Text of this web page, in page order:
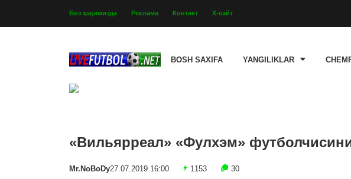
Биз ҳақимизда Реклама Контакт Х-сайт
BOSH SAXIFA YANGILIKLAR
«Вильярреал» «Фулхэм»
Mr.NoBoDy27.07.2019 16:00 1153 30